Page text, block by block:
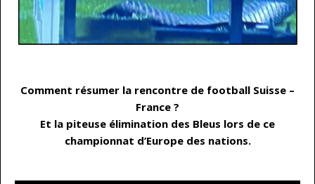
Comment résumer la rencontre de football Suisse –
France ?
Et la piteuse élimination des Bleus lors de ce
championnat d’Europe des nations.